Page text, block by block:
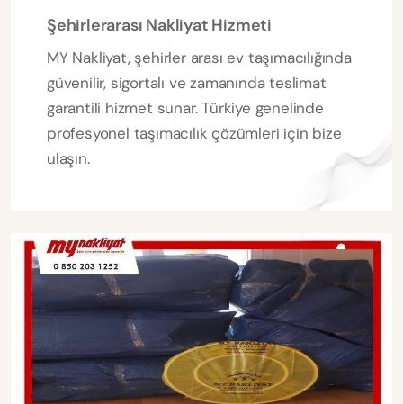
Şehirlerarası Nakliyat Hizmeti
MY Nakliyat, şehirler arası ev taşımacılığında
güvenilir, sigortalı ve zamanında teslimat
garantili hizmet sunar. Türkiye genelinde
profesyonel taşımacılık çözümleri için bize
ulaşın.